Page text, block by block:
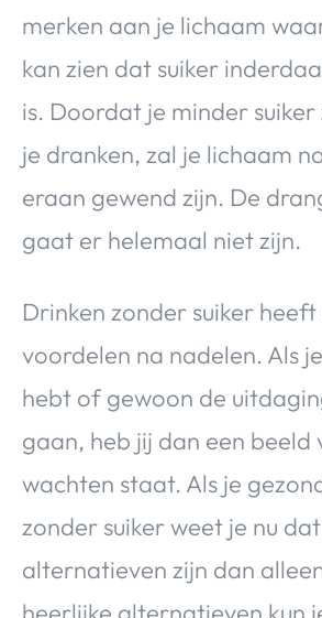
merken aan je lichaam
kan zien dat suiker
is. Doordat je minder suiker
je dranken, zal je lichaam
eraan gewend zijn. De
gaat er helemaal niet zijn.
Drinken zonder suiker
voordelen na nadelen. Als
hebt of gewoon de
gaan, heb jij dan een beeld
wachten staat. Als je
zonder suiker weet je nu
alternatieven zijn dan